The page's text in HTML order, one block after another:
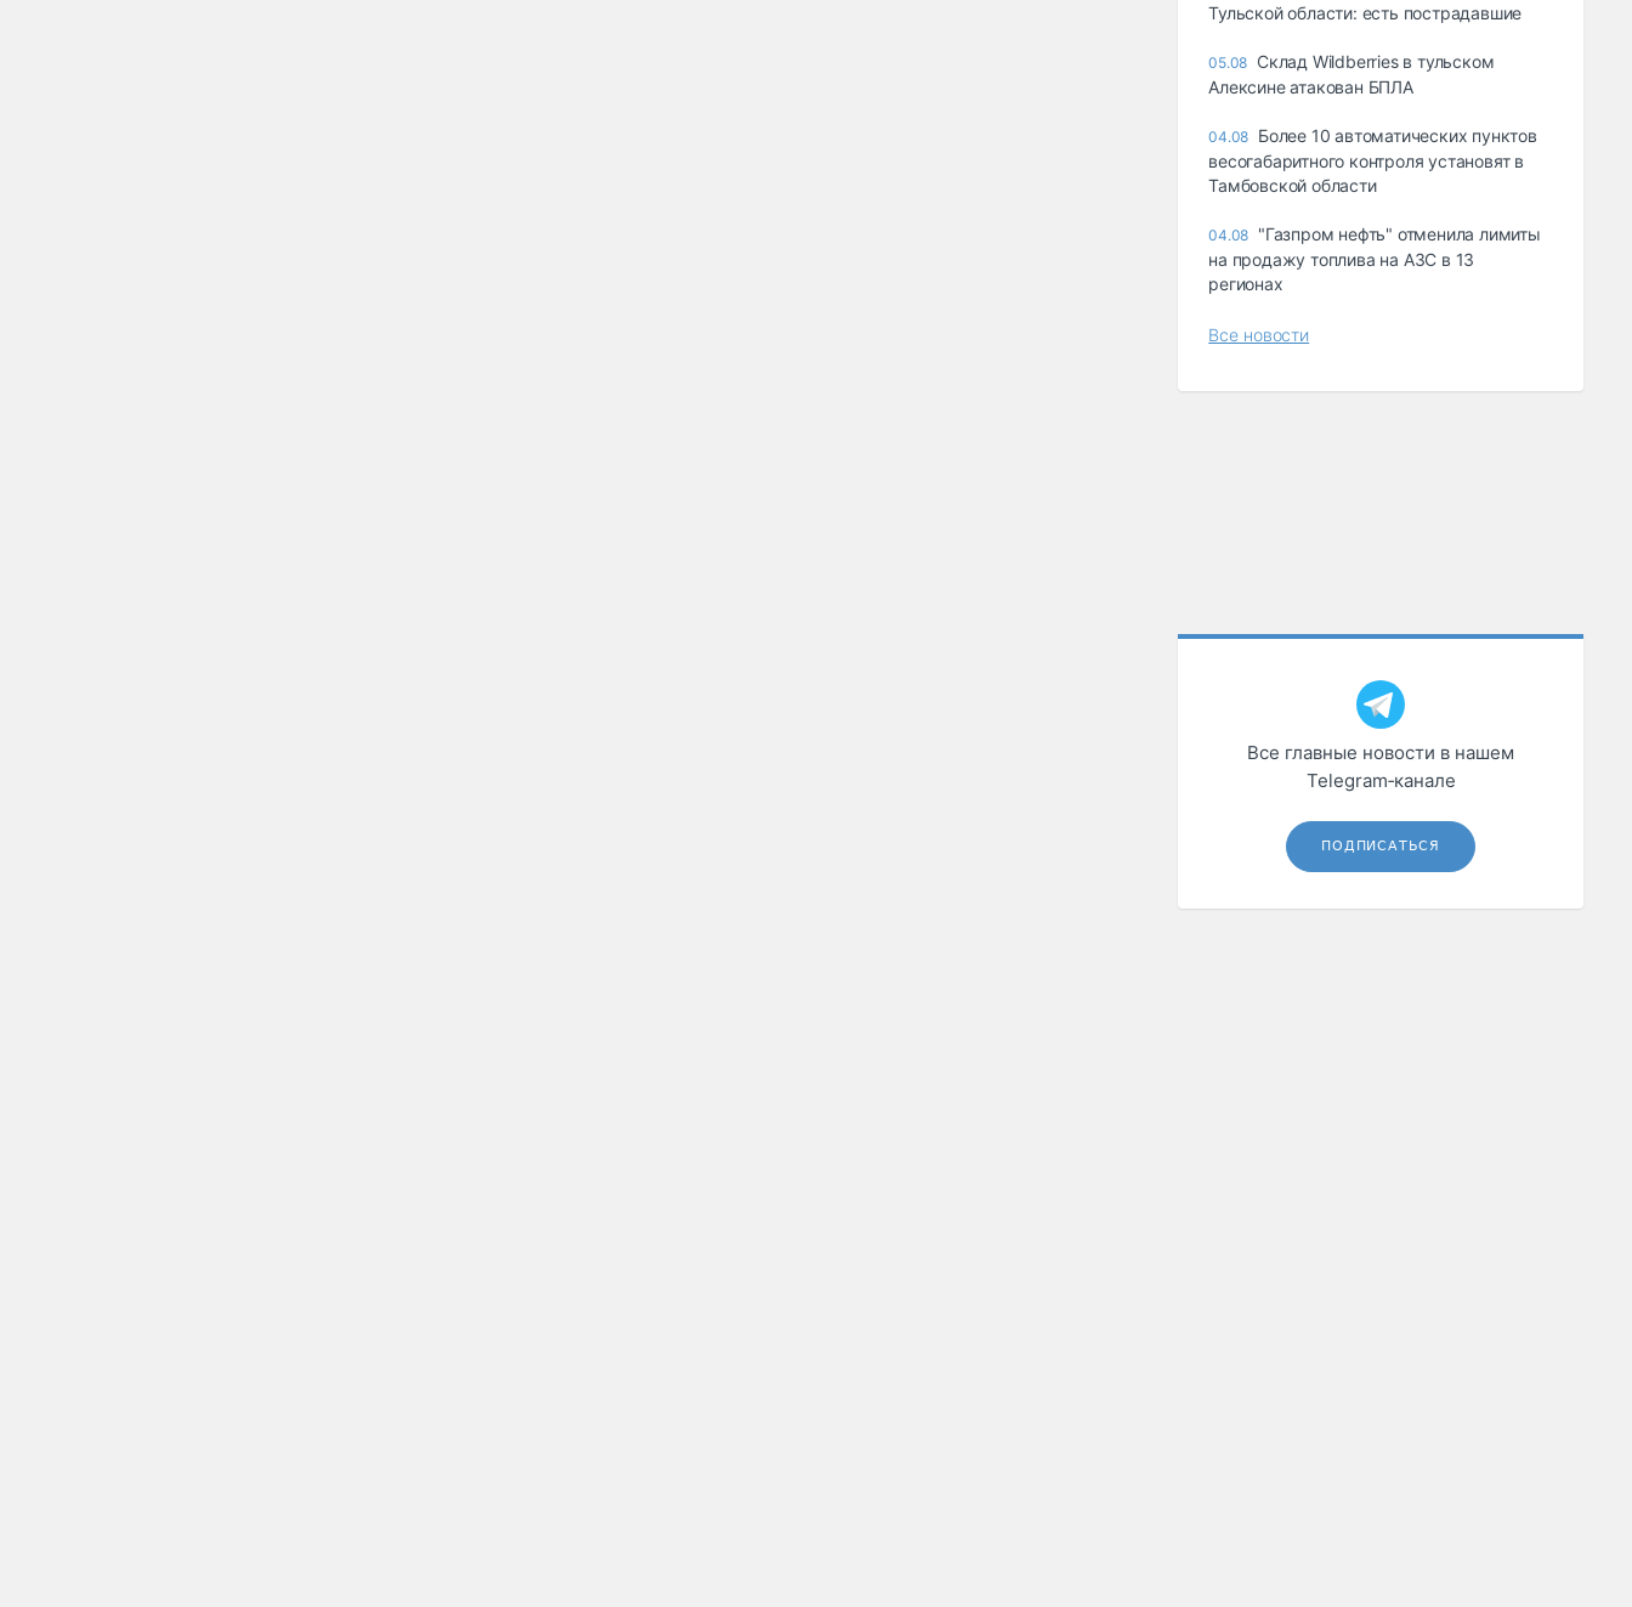
Тульской области: есть пострадавшие
05.08 Склад Wildberries в тульском
Алексине атакован БПЛА
04.08 Более 10 автоматических пунктов
весогабаритного контроля установят в
Тамбовской области
04.08 "Газпром нефть" отменила лимиты
на продажу топлива на АЗС в 13
регионах
Все новости
Все главные новости в нашем
Telegram‑канале
ПОДПИСАТЬСЯ